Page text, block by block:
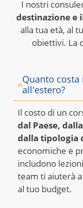
I nostri
destinazione e
alla tua età, al
obiettivi. La
Quanto
all'estero?
Il costo di un
dal Paese,
dalla tipologia
economiche e
includono
team ti aiuterà
al tuo budget.